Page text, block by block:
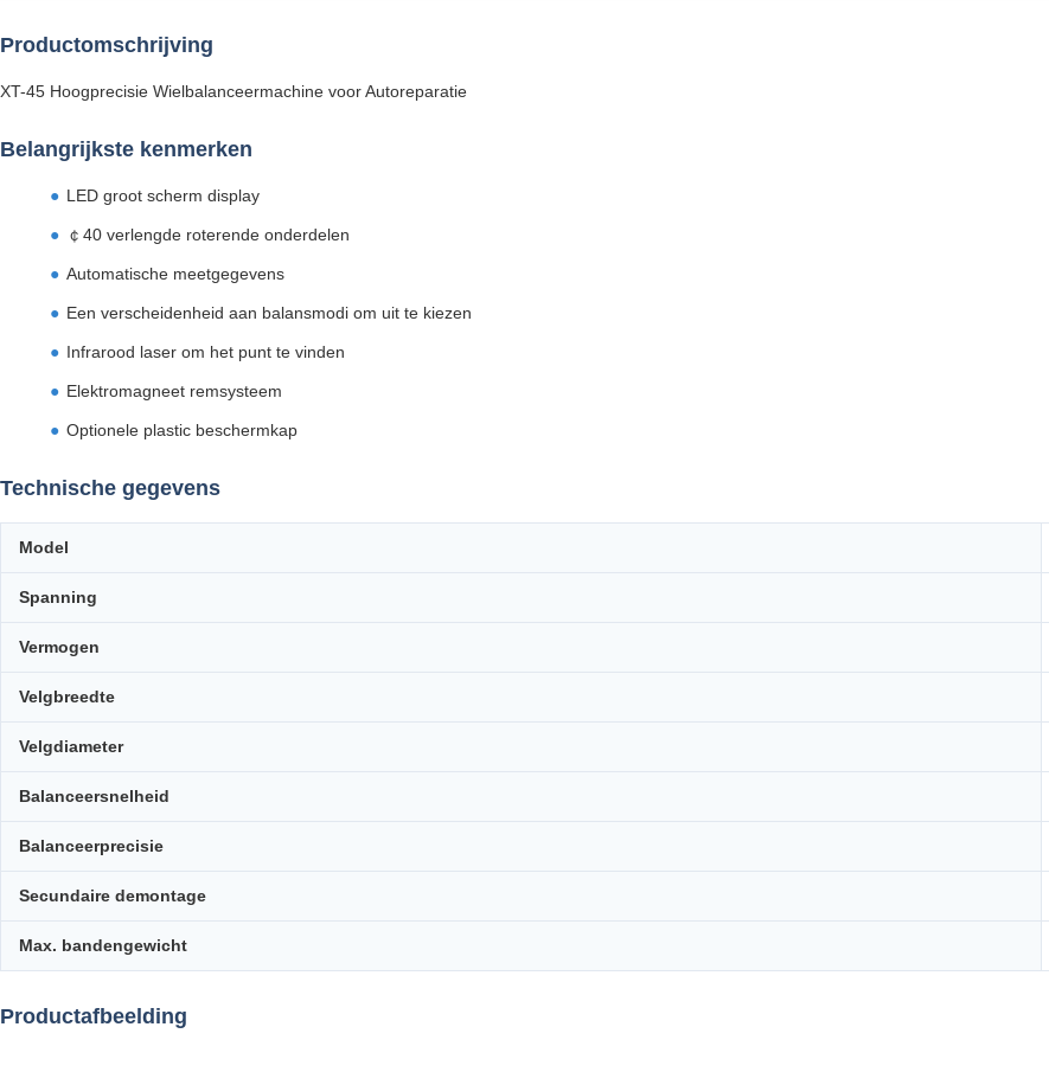
Productomschrijving
XT-45 Hoogprecisie Wielbalanceermachine voor Autoreparatie
Belangrijkste kenmerken
LED groot scherm display
￠40 verlengde roterende onderdelen
Automatische meetgegevens
Een verscheidenheid aan balansmodi om uit te kiezen
Infrarood laser om het punt te vinden
Elektromagneet remsysteem
Optionele plastic beschermkap
Technische gegevens
Model
Spanning
Vermogen
Velgbreedte
Velgdiameter
Balanceersnelheid
Balanceerprecisie
Secundaire demontage
Max. bandengewicht
Productafbeelding